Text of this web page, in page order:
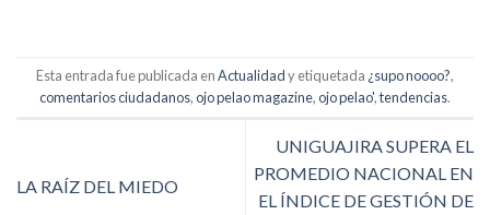
Esta entrada fue publicada enActualidady etiquetada ¿supo noooo?,
comentarios ciudadanos,ojo pelao magazine,ojo pelao',tendencias.
LA RAÍZ DEL MIEDO
UNIGUAJIRA SUPERA EL
PROMEDIO NACIONAL EN
EL ÍNDICE DE GESTIÓN DE